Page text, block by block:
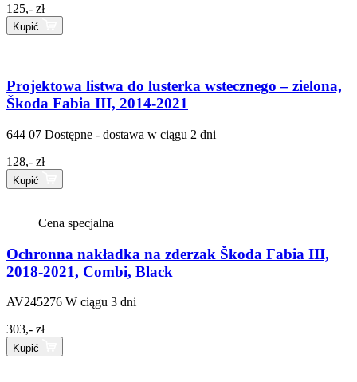
125,- zł
Kupić
Projektowa listwa do lusterka wstecznego – zielona,
Škoda Fabia III, 2014-2021
644 07 Dostępne - dostawa w ciągu 2 dni
128,- zł
Kupić
Cena specjalna
Ochronna nakładka na zderzak Škoda Fabia III,
2018-2021, Combi, Black
AV245276 W ciągu 3 dni
303,- zł
Kupić